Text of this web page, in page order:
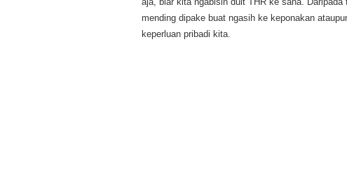
mending dipake buat ngasih ke keponakan
keperluan pribadi kita.